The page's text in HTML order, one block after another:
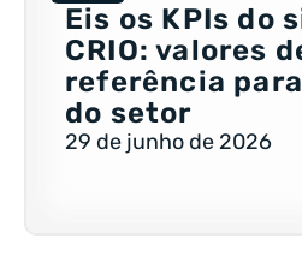
Eis os KPIs do
CRIO: valores
referência
do setor
29 de junho de 2026